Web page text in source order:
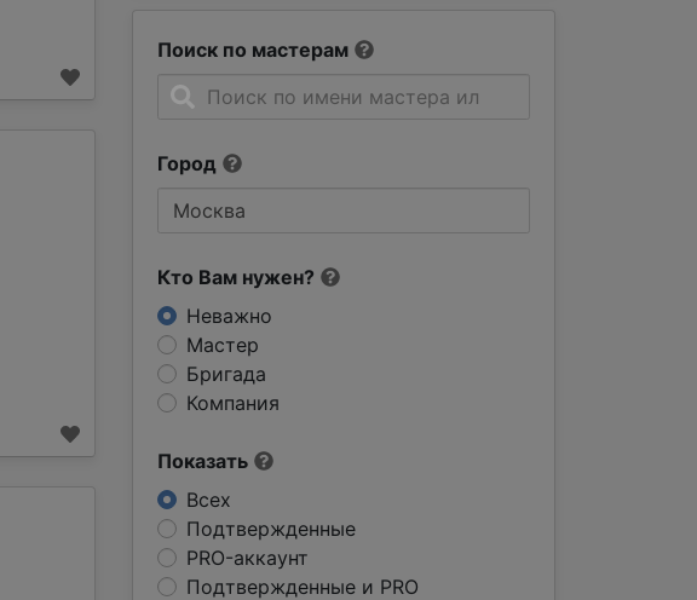
Поиск по мастерам
Город
Кто Вам нужен?
Неважно
Мастер
Бригада
Компания
Показать
Всех
Подтвержденные
PRO-аккаунт
Подтвержденные и PRO